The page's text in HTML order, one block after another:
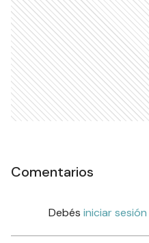
Comentarios
Debés iniciar sesión